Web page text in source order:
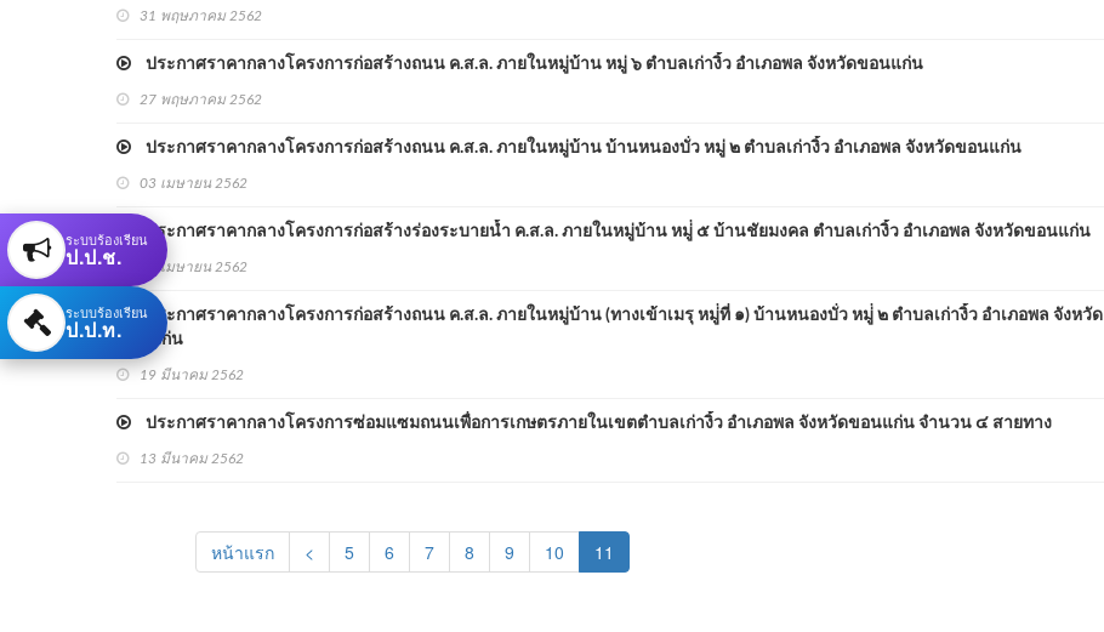
31 พฤษภาคม 2562
ประกาศราคากลางโครงการก่อสร้างถนน ค.ส.ล. ภายในหมู่บ้าน หมู่ ๖ ตำบลเก่างิ้ว อำเภอพล จังหวัดขอนแก่น
27 พฤษภาคม 2562
ประกาศราคากลางโครงการก่อสร้างถนน ค.ส.ล. ภายในหมู่บ้าน บ้านหนองบั่ว หมู่ ๒ ตำบลเก่างิ้ว อำเภอพล จังหวัดขอนแก่น
03 เมษายน 2562
ประกาศราคากลางโครงการก่อสร้างร่องระบายน้ำ ค.ส.ล. ภายในหมู่บ้าน หมู่่ ๕ บ้านชัยมงคล ตำบลเก่างิ้ว อำเภอพล จังหวัดขอนแก่น
02 เมษายน 2562
ประกาศราคากลางโครงการก่อสร้างถนน ค.ส.ล. ภายในหมู่บ้าน (ทางเข้าเมรุ หมู่่ที่ ๑) บ้านหนองบั่ว หมู่่ ๒ ตำบลเก่างิ้ว อำเภอพล จังหวัด
ขอนแก่น
19 มีนาคม 2562
ประกาศราคากลางโครงการซ่อมแซมถนนเพื่อการเกษตรภายในเขตตำบลเก่างิ้ว อำเภอพล จังหวัดขอนแก่น จำนวน ๔ สายทาง
13 มีนาคม 2562
หน้าแรก < 5 6 7 8 9 10 11
ระบบร้องเรียน
ป.ป.ช.
ระบบร้องเรียน
ป.ป.ท.